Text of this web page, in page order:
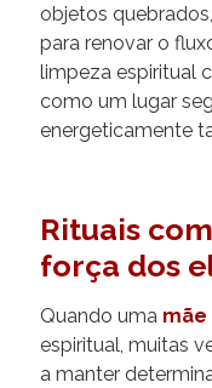
objetos
para renovar o
limpeza espiritual
como um lugar
energeticamente
Rituais
força dos
Quando uma mãe
espiritual, muitas
a manter